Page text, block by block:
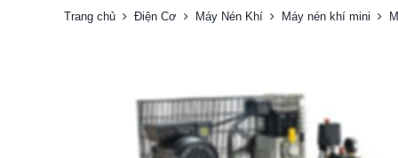
Trang chủ Điện Cơ Máy Nén Khí Máy nén khí mini